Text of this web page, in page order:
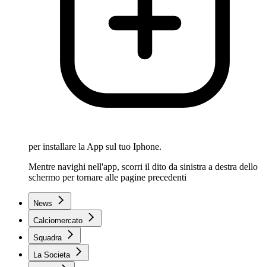
per installare la App sul tuo Iphone.
Mentre navighi nell'app, scorri il dito da sinistra a destra dello
schermo per tornare alle pagine precedenti
News
Calciomercato
Squadra
La Societa